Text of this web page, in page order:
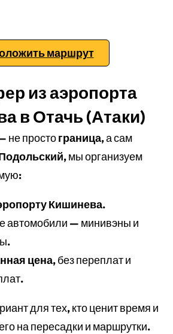
маршрут
из аэропорта
в Отачь (Атаки)
не простограница, а сам
, мы организуем
Кишинева.
автомобили — минивэны и
цена, без переплат и
для тех, кто ценит время и
на пересадки и маршрутки.